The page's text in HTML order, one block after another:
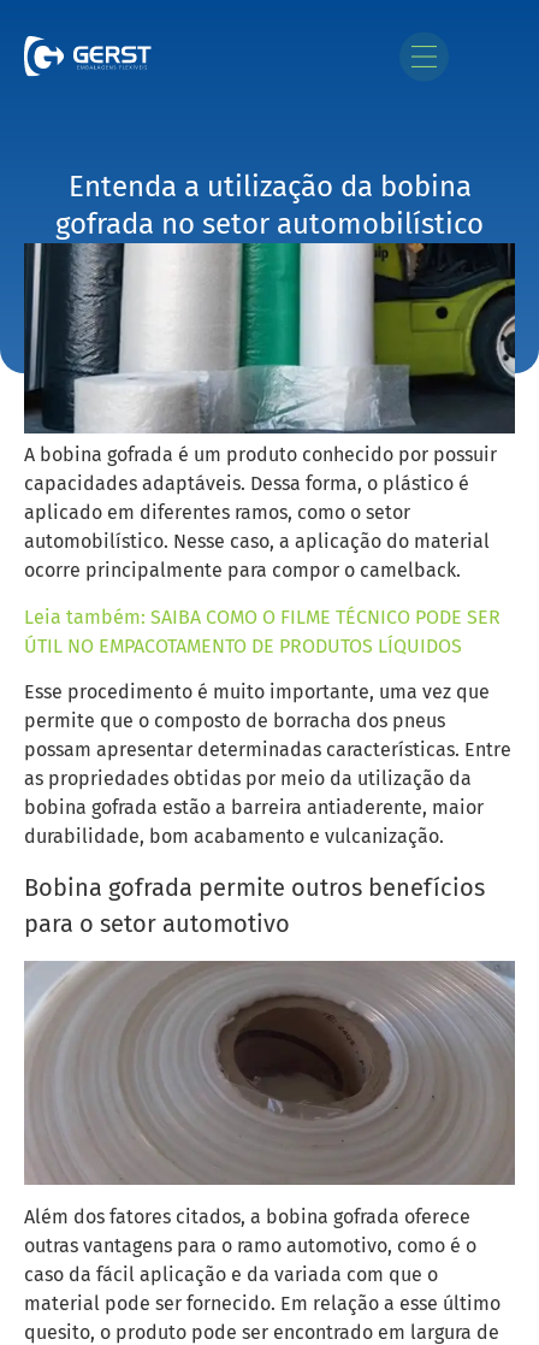
Entenda a utilização da bobina
gofrada no setor automobilístico
A bobina gofrada é um produto conhecido por possuir
capacidades adaptáveis. Dessa forma, o plástico é
aplicado em diferentes ramos, como o setor
automobilístico. Nesse caso, a aplicação do material
ocorre principalmente para compor o camelback.
Leia também: SAIBA COMO O FILME TÉCNICO PODE SER
ÚTIL NO EMPACOTAMENTO DE PRODUTOS LÍQUIDOS
Esse procedimento é muito importante, uma vez que
permite que o composto de borracha dos pneus
possam apresentar determinadas características. Entre
as propriedades obtidas por meio da utilização da
bobina gofrada estão a barreira antiaderente, maior
durabilidade, bom acabamento e vulcanização.
Bobina gofrada permite outros benefícios
para o setor automotivo
Além dos fatores citados, a bobina gofrada oferece
outras vantagens para o ramo automotivo, como é o
caso da fácil aplicação e da variada com que o
material pode ser fornecido. Em relação a esse último
quesito, o produto pode ser encontrado em largura de